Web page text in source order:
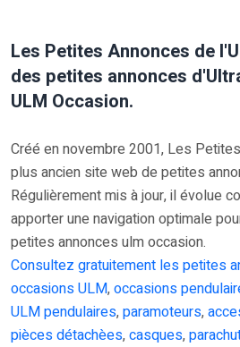
Les Petites Annonces de
des petites annonces
ULM Occasion.
Créé en novembre 2001, Les
plus ancien site web de petites
Régulièrement mis à jour, il évolue
apporter une navigation optimale
petites annonces ulm occasion.
Consultez gratuitement les petites
occasions ULM,occasions
ULM pendulaires,paramoteurs,
pièces détachèes,casques,